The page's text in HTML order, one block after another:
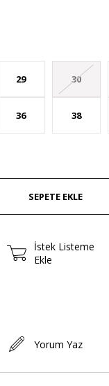
29 30
36 38
İstek Listeme
Ekle
Yorum Yaz